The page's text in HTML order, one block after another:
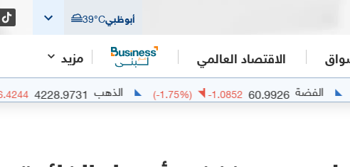
أبوظبي 39°C
الاقتصاد العالمي مزيد
-1.0852
(-1.75 %) الذهب 4228.9731
-16.4244
(-0.39%)